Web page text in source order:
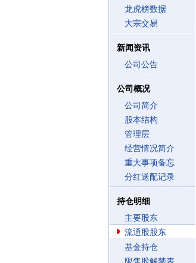
龙虎榜数据
大宗交易
新闻资讯
公司公告
公司概况
公司简介
股本结构
管理层
经营情况简介
重大事项备忘
分红送配记录
持仓明细
主要股东
流通股股东
基金持仓